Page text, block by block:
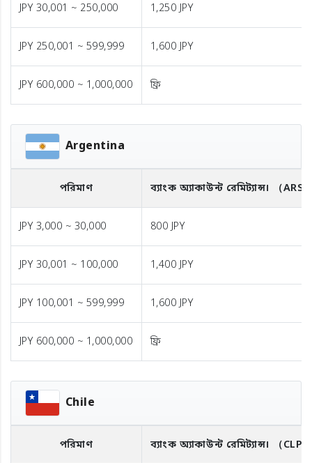
JPY 30,001 ~ 250,000 1,250 JPY
JPY 250,001 ~ 599,999 1,600 JPY
JPY 600,000 ~ 1,000,000 ফ্রি
Argentina
পরিমাণ ব্যাংক অ্যাকাউন্ট রেমিট্যান্স। （ARS
JPY 3,000 ~ 30,000 800 JPY
JPY 30,001 ~ 100,000 1,400 JPY
JPY 100,001 ~ 599,999 1,600 JPY
JPY 600,000 ~ 1,000,000 ফ্রি
Chile
পরিমাণ ব্যাংক অ্যাকাউন্ট রেমিট্যান্স। （CLP）